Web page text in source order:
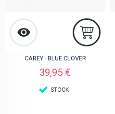
CAREY · BLUE CLOVER
Preis
39,95 €
STOCK